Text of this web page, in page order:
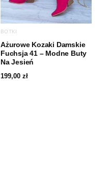
BOTKI
Ażurowe Kozaki Damskie
Fuchsja 41 – Modne Buty
Na Jesień
199,00 zł